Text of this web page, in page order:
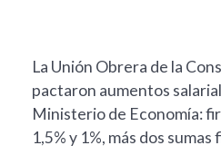
La Unión Obrera de la
pactaron aumentos
Ministerio de Economía:
1,5% y 1%, más dos